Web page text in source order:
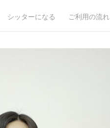
シッターになる ご利用の流れ